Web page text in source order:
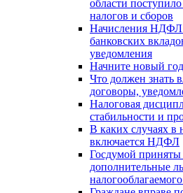
области
налогов и сборов
Начисления НДФЛ
банковских
уведомления
Начните новый
Что должен знать
договоры,
Налоговая
стабильности и
В каких случаях в
включается НДФЛ
Госдумой
дополнительные